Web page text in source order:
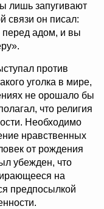
лишь запугивают
связи он писал:
перед адом, и вы
против
уголка в мире,
не орошало бы
что религия
Необходимо
нравственных
от рождения
убежден, что
на
предпосылкой